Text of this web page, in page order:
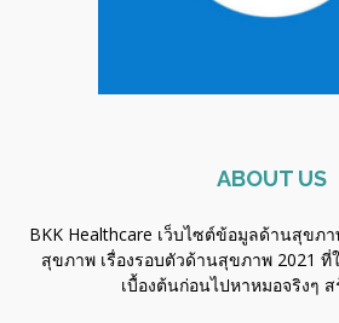
ABOUT US
BKK Healthcare เว็บไซต์ข้อมูลด้านสุขภ
สุขภาพ เรื่องรอบตัวด้านสุขภาพ 2021
เบื้องต้นก่อนไปหาหมอจริงๆ ส